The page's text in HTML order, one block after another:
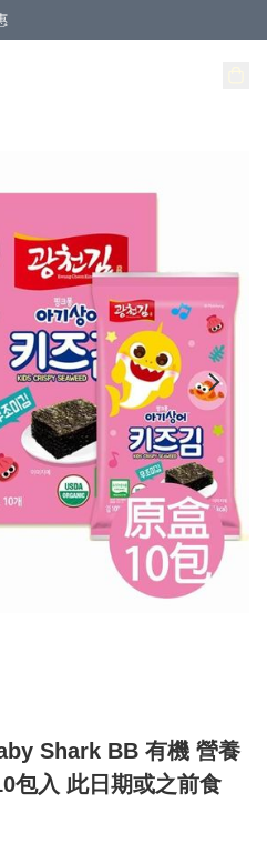
Shark BB 有機 營養
包入 此日期或之前食